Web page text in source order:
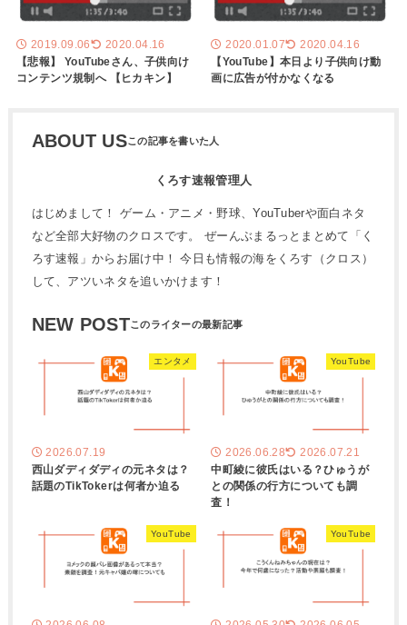
2019.09.06 2020.04.16
【悲報】 YouTubeさん、子供向け
コンテンツ規制へ 【ヒカキン】
2020.01.07 2020.04.16
【YouTube】本日より子供向け動
画に広告が付かなくなる
ABOUT US
くろす速報管理人
はじめまして！ ゲーム・アニメ・野球、YouTuberや面白ネタ
など全部大好物のクロスです。 ぜーんぶまるっとまとめて「く
ろす速報」からお届け中！ 今日も情報の海をくろす（クロス）
して、アツいネタを追いかけます！
NEW POST
エンタメ
2026.07.19
西山ダディダディの元ネタは？
話題のTikTokerは何者か迫る
YouTube
2026.06.28 2026.07.21
中町綾に彼氏はいる？ひゅうが
との関係の行方についても調
査！
YouTube YouTube